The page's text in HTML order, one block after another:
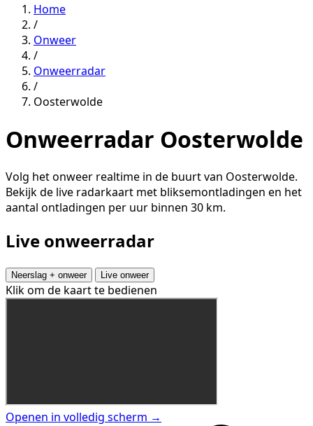
Home
/
Onweer
/
Onweerradar
/
Oosterwolde
Onweerradar Oosterwolde
Volg het onweer realtime in de buurt van Oosterwolde.
Bekijk de live radarkaart met bliksemontladingen en het
aantal ontladingen per uur binnen 30 km.
Live onweerradar
Neerslag + onweer Live onweer
Klik om de kaart te bedienen
Openen in volledig scherm →